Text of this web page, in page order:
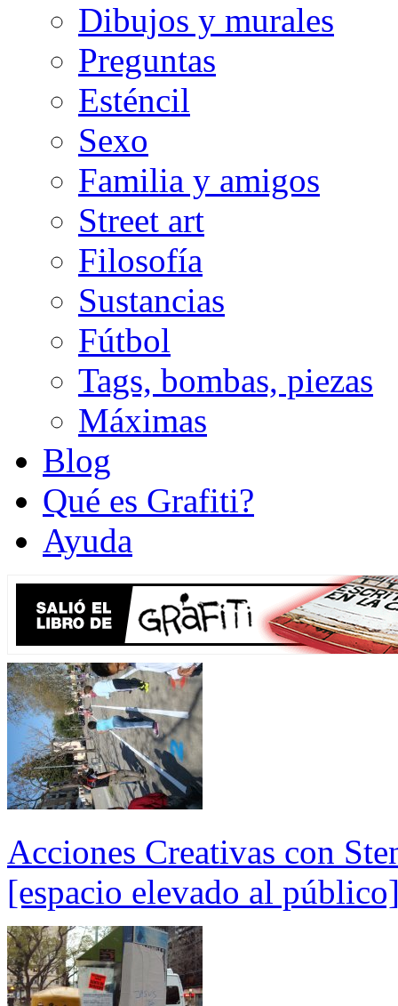
Dibujos y murales
Preguntas
Esténcil
Sexo
Familia y amigos
Street art
Filosofía
Sustancias
Fútbol
Tags, bombas, piezas
Máximas
Blog
Qué es Grafiti?
Ayuda
Acciones Creativas con
[espacio elevado al